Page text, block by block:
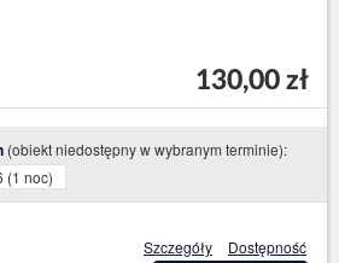
130,00 zł
(obiekt niedostępny w wybranym terminie):
(1 noc)
Szczegóły Dostępność